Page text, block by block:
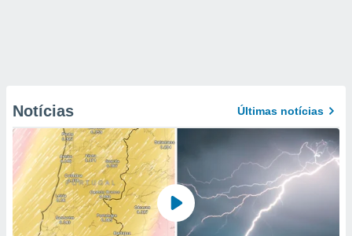
Notícias Últimas notícias